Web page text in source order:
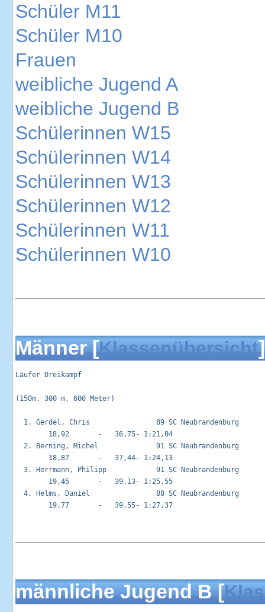
Schüler M11
Schüler M10
Frauen
weibliche Jugend A
weibliche Jugend B
Schülerinnen W15
Schülerinnen W14
Schülerinnen W13
Schülerinnen W12
Schülerinnen W11
Schülerinnen W10
Männer [Klassenübersicht]
Läufer Dreikampf
(150m, 300 m, 600 Meter)
1. Gerdel, Chris                89 SC Neubrandenburg
        18,92       -   36,75- 1:21,04
2. Berning, Michel              91 SC Neubrandenburg
        18,87       -   37,44- 1:24,13
3. Herrmann, Philipp            91 SC Neubrandenburg
        19,45       -   39,13- 1:25,55
4. Helms, Daniel                88 SC Neubrandenburg
        19,77       -   39,55- 1:27,37
männliche Jugend B [